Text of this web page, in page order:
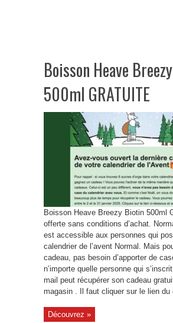
Boisson Heave
500ml GRATUITE
Boisson Heave Breezy Biotin 500ml
offerte sans conditions d’achat.
est accessible aux personnes qui
calendrier de l’avent Normal. Mais
cadeau, pas besoin d’apporter de
n’importe quelle personne qui
mail peut récupérer son cadeau
magasin . Il faut cliquer sur le lien du
Découvrez »